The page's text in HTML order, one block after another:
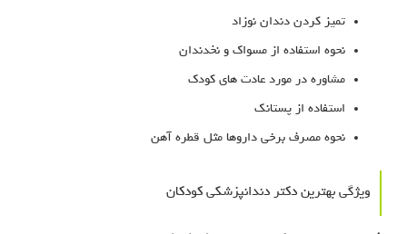
تمیز کردن دندان نوزاد
نحوه استفاده از مسواک و نخدندان
مشاوره در مورد عادت های کودک
استفاده از پستانک
نحوه مصرف برخی داروها مثل قطره آهن
ویژگی بهترین دکتر دندانپزشکی کودکان